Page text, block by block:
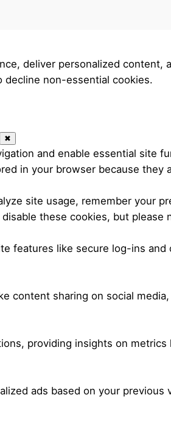
deliver personalized
decline non-essential cookies.
✖
and enable essential site
in your browser because they
site usage, remember your
these cookies, but
features like secure log-ins
content sharing on social
providing insights on
ads based on your